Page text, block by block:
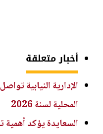
أخبار متعلقة
الإدارية النيابية
المحلية لسنة 2026
السعايدة يؤكد أهمية